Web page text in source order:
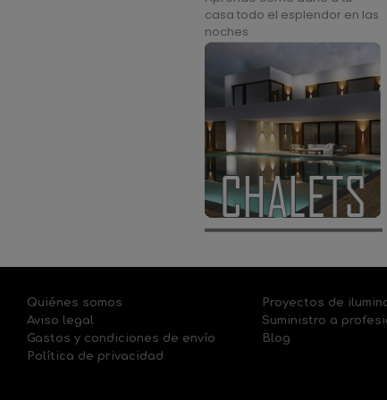
casa todo el esplendor en las
noches
Quiénes somos
Aviso legal
Gastos y condiciones de envío
Política de privacidad
Proyectos de
Suministro a
Blog